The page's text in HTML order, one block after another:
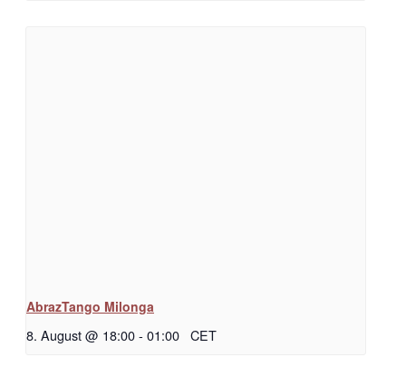
AbrazTango Milonga
8. August @ 18:00- 01:00 CET